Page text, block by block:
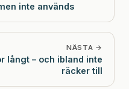
inte används
NÄSTA →
långt – och ibland inte
räcker till